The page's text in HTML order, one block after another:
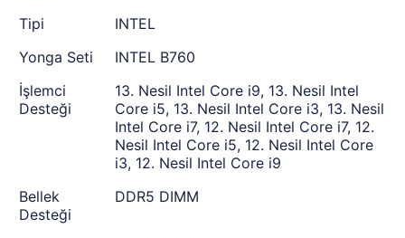
Tipi
INTEL
Yonga Seti
INTEL B760
İşlemci
Desteği
13. Nesil Intel Core i9, 13. Nesil Intel
Core i5, 13. Nesil Intel Core i3, 13. Nesil
Intel Core i7, 12. Nesil Intel Core i7, 12.
Nesil Intel Core i5, 12. Nesil Intel Core
i3, 12. Nesil Intel Core i9
Bellek
Desteği
DDR5 DIMM